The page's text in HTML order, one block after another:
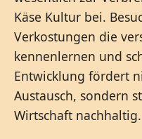
Käse Kultur bei.
Verkostungen die
kennenlernen und
Entwicklung fördert
Austausch, sondern
Wirtschaft nachhaltig.